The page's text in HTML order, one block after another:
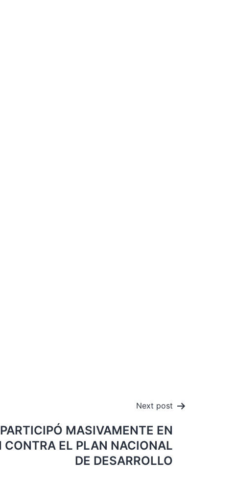
Next post
MASIVAMENTE EN
CONTRA EL PLAN NACIONAL
DE DESARROLLO